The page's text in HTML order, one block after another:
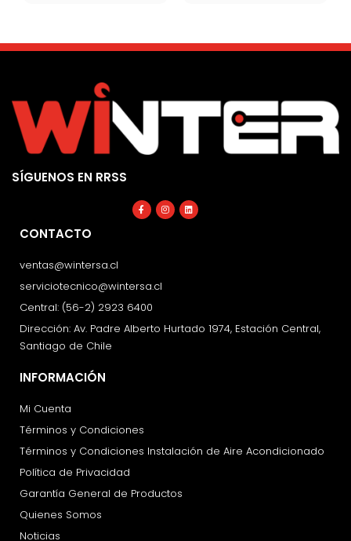
SÍGUENOS EN RRSS
Facebook-
f
Instagram
Linkedin
CONTACTO
ventas@wintersa.cl
serviciotecnico@wintersa.cl
Central: (56-2) 2923 6400
Dirección: Av. Padre Alberto Hurtado 1974, Estación Central,
Santiago de Chile
INFORMACIÓN
Mi Cuenta
Términos y Condiciones
Términos y Condiciones Instalación de Aire Acondicionado
Política de Privacidad
Garantía General de Productos
Quienes Somos
Noticias